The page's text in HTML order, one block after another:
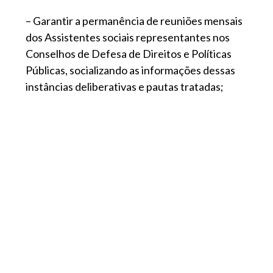
– Garantir a permanência de reuniões mensais
dos Assistentes sociais representantes nos
Conselhos de Defesa de Direitos e Políticas
Públicas, socializando as informações dessas
instâncias deliberativas e pautas tratadas;